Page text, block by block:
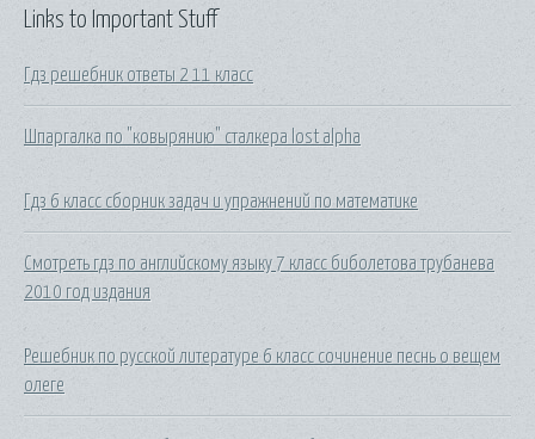
Links to Important Stuff
Гдз решебник ответы 2 11 класс
Шпаргалка по "ковырянию" сталкера lost alpha
Гдз 6 класс сборник задач и упражнений по математике
Смотреть гдз по английскому языку 7 класс биболетова трубанева
2010 год издания
Решебник по русской литературе 6 класс сочинение песнь о вещем
олеге